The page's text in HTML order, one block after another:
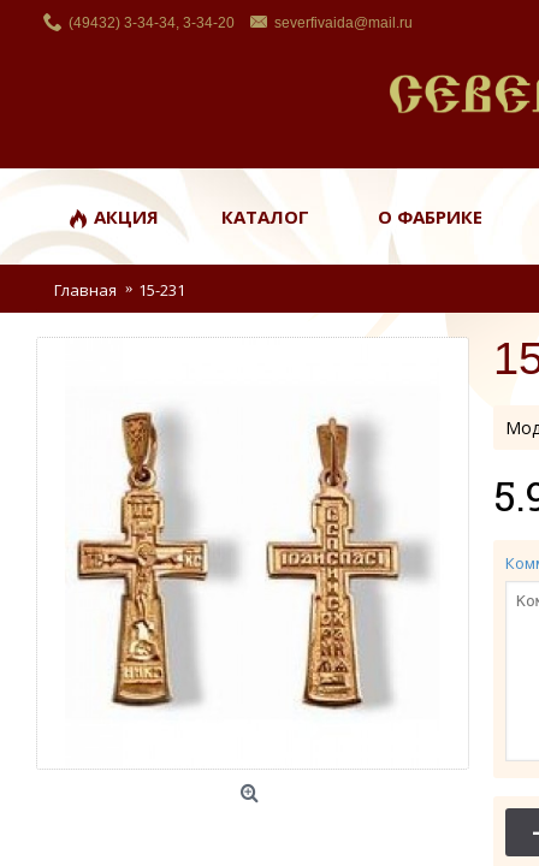
(49432) 3-34-34, 3-34-20 severfivaida@mail.ru
АКЦИЯ КАТАЛОГ О ФАБРИКЕ
Главная 15-231
-